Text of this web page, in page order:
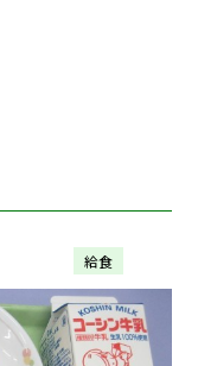
給食